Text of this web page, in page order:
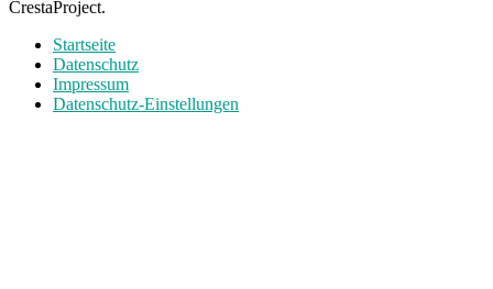
CrestaProject.
Startseite
Datenschutz
Impressum
Datenschutz-Einstellungen